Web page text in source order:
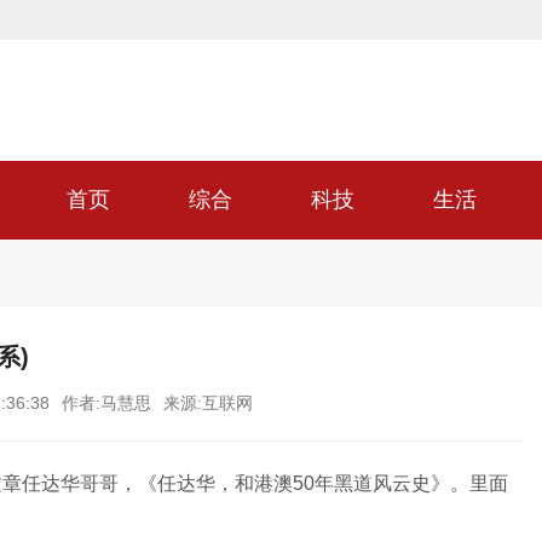
首页 综合 科技 生活
)
作者:马慧思 来源:互联网
任达华哥哥，《任达华，和港澳50年黑道风云史》。里面